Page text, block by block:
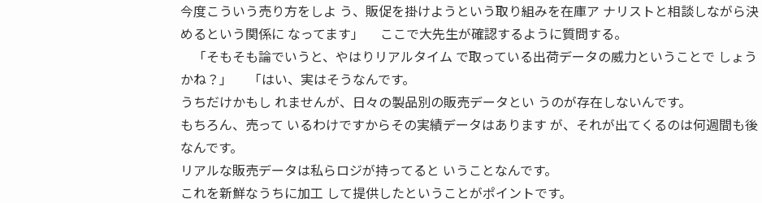
今度こういう売り方をしよ う、販促を掛けようという取り組みを在庫ア ナリストと相談しながら決
めるという関係に なってます」 ここで大先生が確認するように質問する。
「そもそも論でいうと、やはりリアルタイム で取っている出荷データの威力ということで しょう
かね？」 「はい、実はそうなんです。
うちだけかもし れませんが、日々の製品別の販売データとい うのが存在しないんです。
もちろん、売って いるわけですからその実績データはあります が、それが出てくるのは何週間も後
なんです。
リアルな販売データは私らロジが持ってると いうことなんです。
これを新鮮なうちに加工 して提供したということがポイントです。